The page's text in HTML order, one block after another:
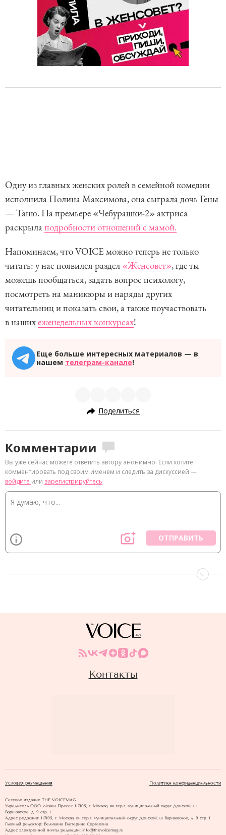
Одну из главных женских ролей в семейной комедии
исполнила Полина Максимова, она сыграла дочь Гены
— Таню. На премьере «Чебурашки-2» актриса
раскрылаподробности отношений с мамой.
Напоминаем, что VOICE можно теперь не только
читать: у нас появился раздел «Женсовет», где ты
можешь пообщаться, задать вопрос психологу,
посмотреть на маникюры и наряды других
читательниц и показать свои, а также поучаствовать
в нашихеженедельных конкурсах!
Еще больше интересных материалов — в
нашем телеграм-канале!
Поделиться
Комментарии
Вы уже сейчас можете ответить автору анонимно. Если хотите
комментировать под своим именем и следить за дискуссией —
войдите или зарегистрируйтесь
ОТПРАВИТЬ
Контакты
Условия размещения Политика конфиденциальности
Сетевое издание THE VOICEMAG
Учредитель ООО «Фэшн Пресс»: 117105, г. Москва, вн.тер.г. муниципальный округ Донской, ш
Варшавское, д. 9 стр. 1
Адрес редакции: 117105, г. Москва, вн.тер.г. муниципальный округ Донской, ш Варшавское, д. 9 стр. 1
Главный редактор: Великина Екатерина Сергеевна
Адрес электронной почты редакции: info@thevoicemag.ru